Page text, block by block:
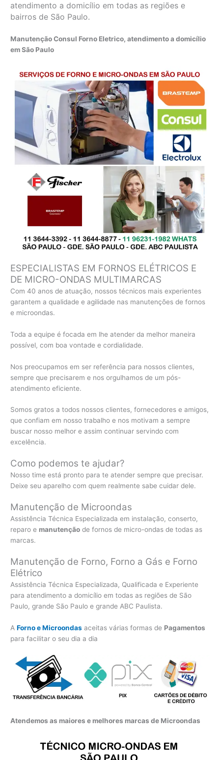
atendimento a domicílio em todas as regiões e
bairros de São Paulo.
Manutenção Consul Forno Eletrico, atendimento a domicílio
em São Paulo
ESPECIALISTAS EM FORNOS ELÉTRICOS E
DE MICRO-ONDAS MULTIMARCAS
Com 40 anos de atuação, nossos técnicos mais experientes
garantem a qualidade e agilidade nas manutenções de fornos
e microondas.
Toda a equipe é focada em lhe atender da melhor maneira
possível, com boa vontade e cordialidade.
Nos preocupamos em ser referência para nossos clientes,
sempre que precisarem e nos orgulhamos de um pós-
atendimento eficiente.
Somos gratos a todos nossos clientes, fornecedores e amigos,
que confiam em nosso trabalho e nos motivam a sempre
buscar nosso melhor e assim continuar servindo com
excelência.
Como podemos te ajudar?
Nosso time está pronto para te atender sempre que precisar.
Deixe seu aparelho com quem realmente sabe cuidar dele.
Manutenção de Microondas
Assistência Técnica Especializada em instalação, conserto,
reparo e manutenção de fornos de micro-ondas de todas as
marcas.
Manutenção de Forno, Forno a Gás e Forno
Elétrico
Assistência Técnica Especializada, Qualificada e Experiente
para atendimento a domicílio em todas as regiões de São
Paulo, grande São Paulo e grande ABC Paulista.
AForno e Microondas aceitas várias formas de Pagamentos
para facilitar o seu dia a dia
Atendemos as maiores e melhores marcas de Microondas